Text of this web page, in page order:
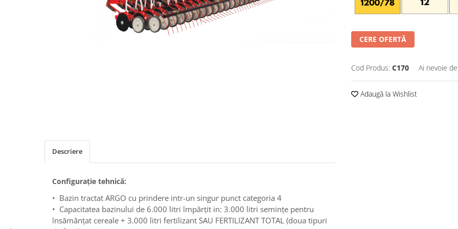
Remorci Transport Baloţi
Remorci Împrăștiat Gunoi
Scarificatoare
CERE OFERTĂ
Cod Produs: C170 Ai nevoie
Adaugă la Wishlist
Descriere
Configuraţie tehnică:
• Bazin tractat ARGO cu prindere intr-un singur punct categoria 4
• Capacitatea bazinului de 6.000 litri împărțit in: 3.000 litri semințe pentru
însămânțat cereale + 3.000 litri fertilizant SAU FERTILIZANT TOTAL (doua tipuri